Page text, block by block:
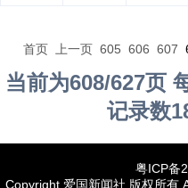
首页 上一页 605 606 607
当前为608/627页
记录数
粤ICP备
Copyright 爱国新闻社 版权所有